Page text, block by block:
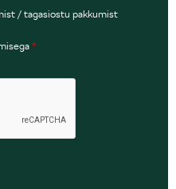
/ tagasiostu pakkumist
*